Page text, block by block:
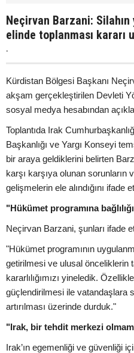
Neçirvan Barzani:
elinde toplanması kararı
.
Kürdistan Bölgesi Başkanı
akşam gerçekleştirilen Devleti
sosyal medya hesabından
Toplantıda Irak
Başkanlığı ve Yargı Konseyi
bir araya geldiklerini belirten
karşı karşıya olunan sorunların
gelişmelerin ele alındığını ifade
"Hükümet programına
Neçirvan Barzani, şunları ifade
"Hükümet programının
getirilmesi ve ulusal önceliklerin
kararlılığımızı yineledik.
güçlendirilmesi ile vatandaşlara
artırılması üzerinde durduk."
"Irak, bir tehdit merkezi
Irak’ın egemenliği ve güvenliği